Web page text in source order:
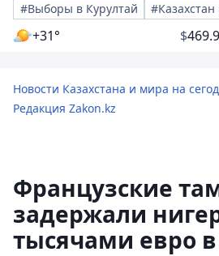
#Выборы в Курултай
+31° $
Новости Казахстана и мира на
Редакция Zakon.kz
Французские
задержали
тысячами евро